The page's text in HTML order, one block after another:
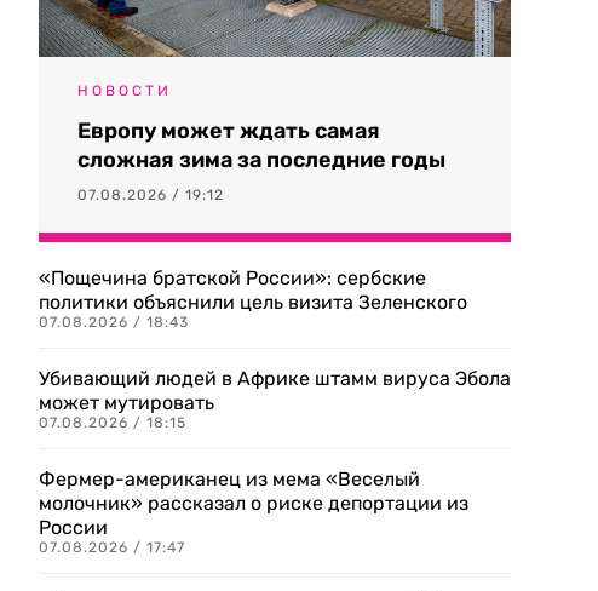
НОВОСТИ
Европу может ждать самая
сложная зима за последние годы
07.08.2026 / 19:12
«Пощечина братской России»: сербские
политики объяснили цель визита Зеленского
07.08.2026 / 18:43
Убивающий людей в Африке штамм вируса Эбола
может мутировать
07.08.2026 / 18:15
Фермер-американец из мема «Веселый
молочник» рассказал о риске депортации из
России
07.08.2026 / 17:47